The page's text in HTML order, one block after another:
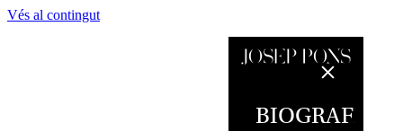
Vés al contingut
BIOGRAFIA